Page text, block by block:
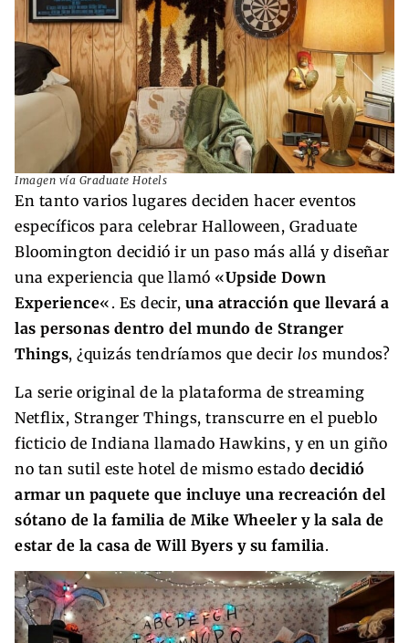
Imagen vía Graduate Hotels
En tanto varios lugares deciden hacer eventos
específicos para celebrar Halloween, Graduate
Bloomington decidió ir un paso más allá y diseñar
una experiencia que llamó «Upside Down
Experience«. Es decir, una atracción que llevará a
las personas dentro del mundo de Stranger
Things, ¿quizás tendríamos que decir los mundos?
La serie original de la plataforma de streaming
Netflix, Stranger Things, transcurre en el pueblo
ficticio de Indiana llamado Hawkins, y en un giño
no tan sutil este hotel de mismo estado decidió
armar un paquete que incluye una recreación del
sótano de la familia de Mike Wheeler y la sala de
estar de la casa de Will Byers y su familia.